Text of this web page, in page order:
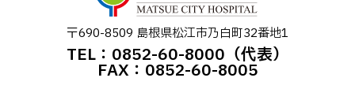
〒690-8509 島根県松江市乃⽩町32番地1
TEL：0852-60-8000（代表）
FAX：0852-60-8005